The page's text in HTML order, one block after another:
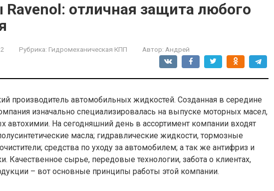
отличная защита любого
Рубрика: Гидромеханическая КПП Автор: Андрей
производитель автомобильных жидкостей. Созданная в середине
изначально специализировалась на выпуске моторных масел,
автохимии. На сегодняшний день в ассортимент компании входят
масла; гидравлические жидкости, тормозные
средства по уходу за автомобилем; а так же антифриз и
Качественное сырье, передовые технологии, забота о клиентах,
– вот основные принципы работы этой компании.